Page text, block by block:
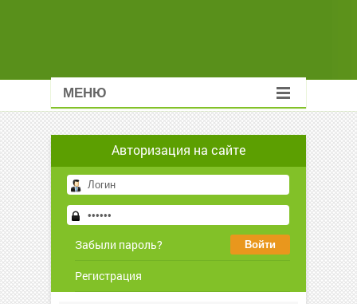
МЕНЮ
Авторизация на сайте
Забыли пароль?
Регистрация